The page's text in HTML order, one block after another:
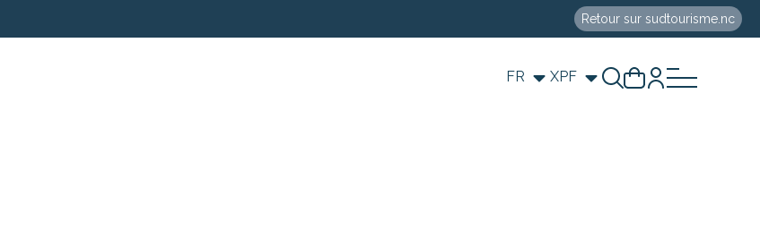
Retour sur sudtourisme.nc
FR XPF